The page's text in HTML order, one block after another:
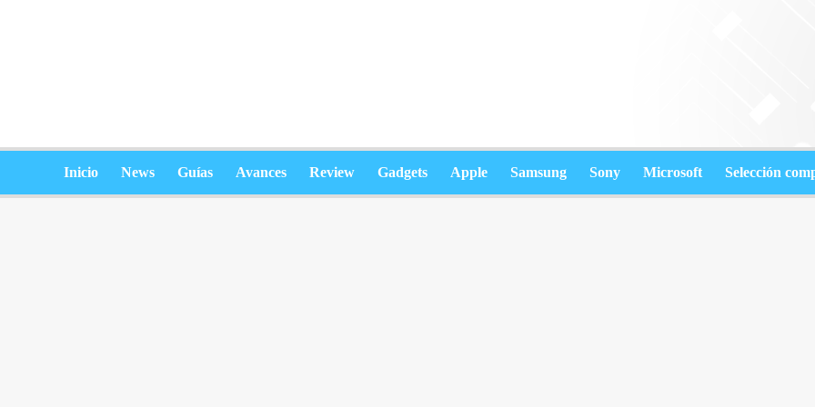
Inicio News Guías Avances Review Gadgets Apple Samsung Sony Microsoft Selección